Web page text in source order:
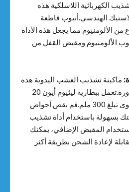
الكهربائية اللاسلكية هذه
الهندسي.أنبوب قاطعة
الألومنيوم مما يجعل هذه الأداة
الألومنيوم ومقبض القفل من
ماكينة تشذيب العشب اليدوية هذه
خفيفة للغاية وسهلة المناورة.تعمل ببطارية ليثيوم أيون 20
فولت ولها قدرة قطع قصوى تبلغ 300 ملم.قم بقص أحواض
بسهولة باستخدام أداة تشذيب
المقبض الإضافي، يمكنك
لإعادة الشحن بطريقة أكثر